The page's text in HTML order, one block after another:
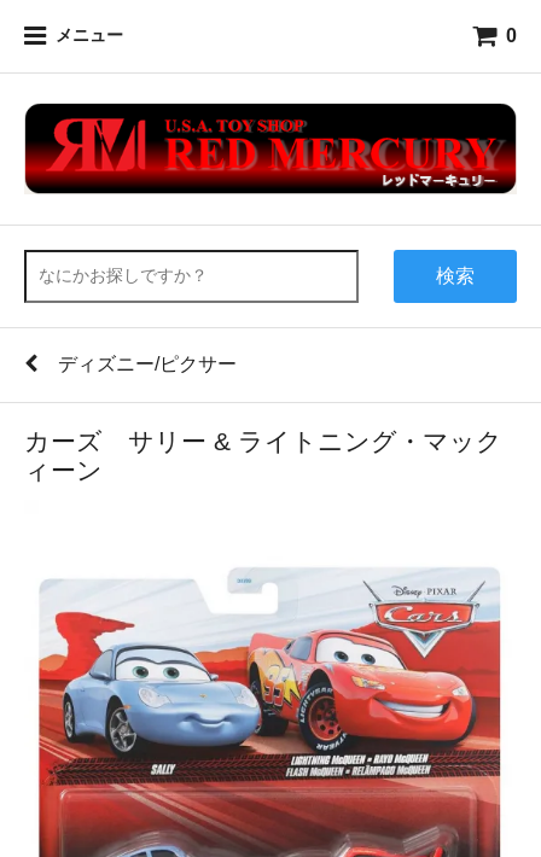
メニュー 0
検索
ディズニー/ピクサー
カーズ サリー & ライトニング・マック
ィーン